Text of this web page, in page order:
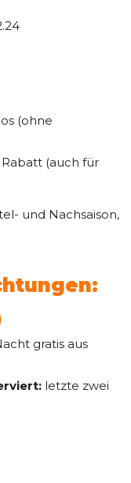
(ohne
Rabatt (auch für
und Nachsaison,
gratis aus
letzte zwei